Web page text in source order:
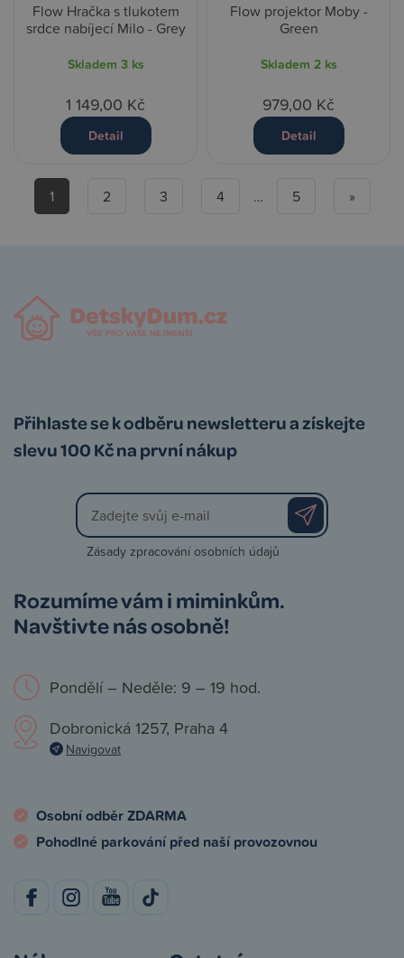
Flow Hračka s tlukotem
srdce nabíjecí Milo - Grey
Skladem 3 ks
1 149,00 Kč
Detail
Flow projektor Moby -
Green
Skladem 2 ks
979,00 Kč
Detail
1 2 3 4 … 5 »
Přihlaste se k odběru newsletteru a získejte
slevu 100 Kč na první nákup
Zásady zpracování osobních údajů
Rozumíme vám i miminkům.
Navštivte nás osobně!
Pondělí – Neděle: 9 – 19 hod.
Dobronická 1257, Praha 4
Navigovat
Osobní odběr ZDARMA
Pohodlné parkování před naší provozovnou